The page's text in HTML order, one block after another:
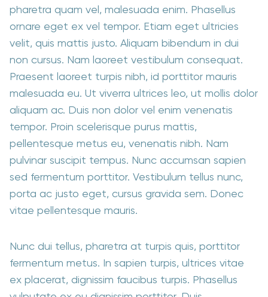
pharetra quam vel, malesuada enim. Phasellus
ornare eget ex vel tempor. Etiam eget ultricies
velit, quis mattis justo. Aliquam bibendum in dui
non cursus. Nam laoreet vestibulum consequat.
Praesent laoreet turpis nibh, id porttitor mauris
malesuada eu. Ut viverra ultrices leo, ut mollis dolor
aliquam ac. Duis non dolor vel enim venenatis
tempor. Proin scelerisque purus mattis,
pellentesque metus eu, venenatis nibh. Nam
pulvinar suscipit tempus. Nunc accumsan sapien
sed fermentum porttitor. Vestibulum tellus nunc,
porta ac justo eget, cursus gravida sem. Donec
vitae pellentesque mauris.
Nunc dui tellus, pharetra at turpis quis, porttitor
fermentum metus. In sapien turpis, ultrices vitae
ex placerat, dignissim faucibus turpis. Phasellus